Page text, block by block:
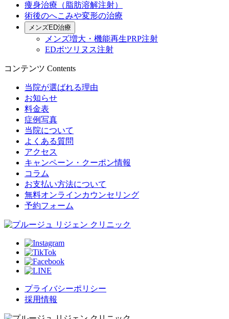
痩身治療（脂肪溶解注射）
術後のへこみや変形の治療
メンズED治療
メンズ増大・機能再生PRP注射
EDボツリヌス注射
コンテンツ Contents
当院が選ばれる理由
お知らせ
料金表
症例写真
当院について
よくある質問
アクセス
キャンペーン・クーポン情報
コラム
お支払い方法について
無料オンラインカウンセリング
予約フォーム
プライバシーポリシー
採用情報